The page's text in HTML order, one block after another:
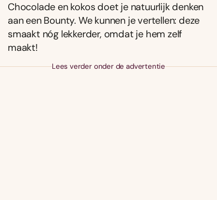
Chocolade en kokos doet je natuurlijk denken
aan een Bounty. We kunnen je vertellen: deze
smaakt nóg lekkerder, omdat je hem zelf
maakt!
Lees verder onder de advertentie